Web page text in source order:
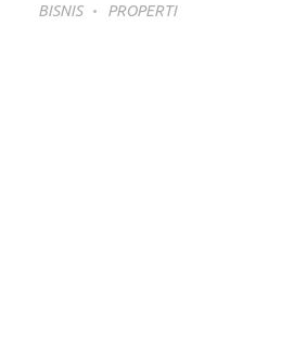
BISNIS PROPERTI